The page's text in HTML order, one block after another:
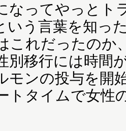
なってやっとト
いう言葉を知っ
これだったのか
別移行には時間
モンの投与を開
トタイムで女性